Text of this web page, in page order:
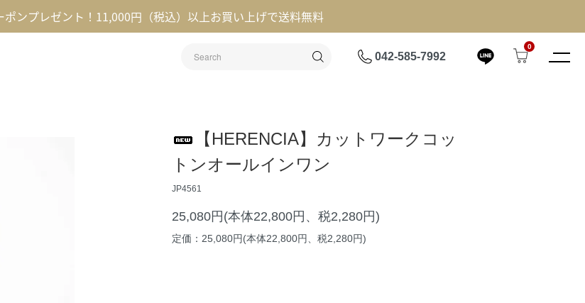
ポンプレゼント！11,000円（税込）以上お買い上げで送料無料
042-585-7992
0
【HERENCIA】カットワークコッ
トンオールインワン
JP4561
25,080円(本体22,800円、税2,280円)
定価：25,080円(本体22,800円、税2,280円)